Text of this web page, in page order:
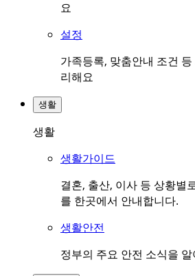
요
설정
가족등록, 맞춤안내 조건
리해요
생활
생활
생활가이드
결혼, 출산, 이사 등 상황별
를 한곳에서 안내합니다.
생활안전
정부의 주요 안전 소식을